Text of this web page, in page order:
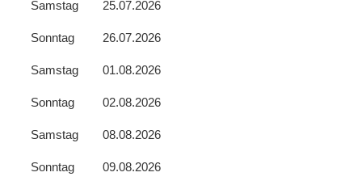
Samstag 25.07.2026
Sonntag 26.07.2026
Samstag 01.08.2026
Sonntag 02.08.2026
Samstag 08.08.2026
Sonntag 09.08.2026